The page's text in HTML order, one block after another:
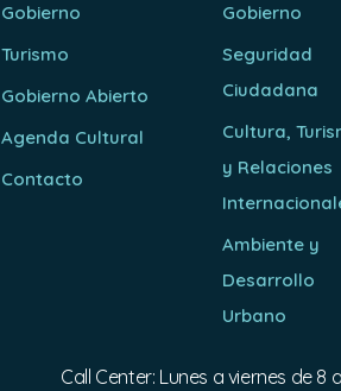
Gobierno
Turismo
Gobierno Abierto
Agenda Cultural
Contacto
Gobierno
Seguridad
Ciudadana
Cultura,
y Relaciones
Ambiente y
Desarrollo
Urbano
Call Center: Lunes a viernes de 8